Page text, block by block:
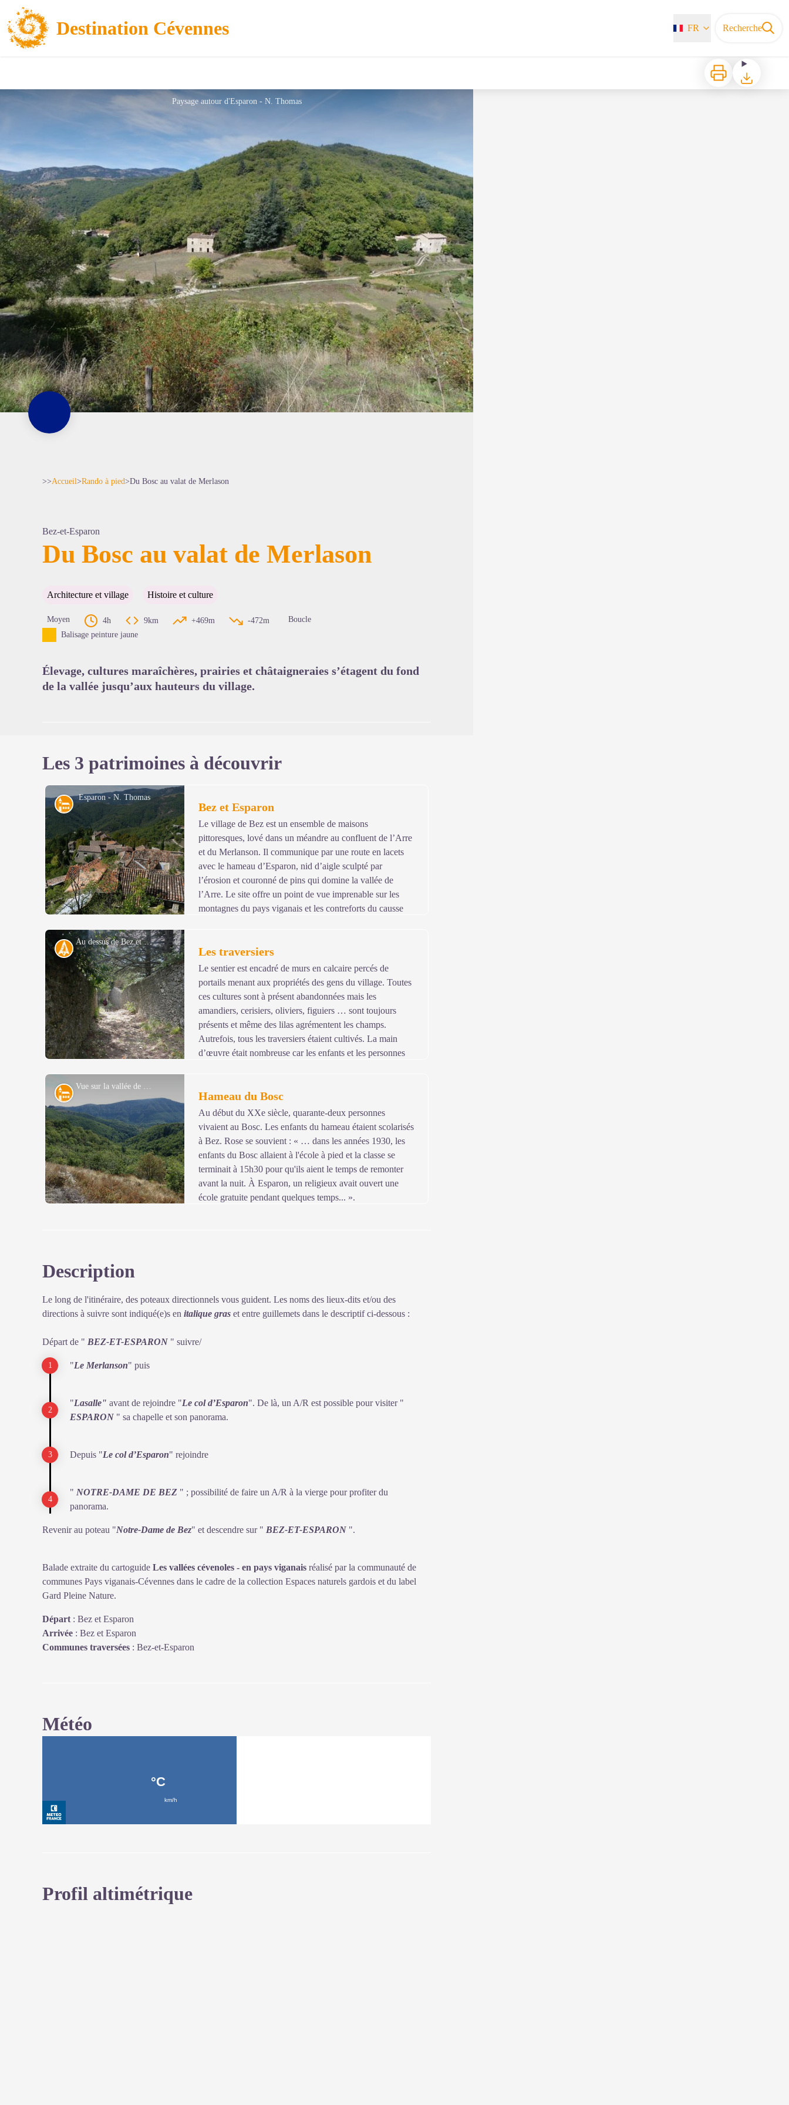
Destination Cévennes FR Recherche
Imprimer Télécharger
Paysage autour d'Esparon - N. Thomas
>>Accueil>Rando à pied>Du Bosc au valat de Merlason
Bez-et-Esparon
Du Bosc au valat de Merlason
Architecture et village Histoire et culture
Moyen 4h 9km +469m -472m
Boucle
Balisage peinture jaune
Élevage, cultures maraîchères, prairies et châtaigneraies s’étagent du fond
de la vallée jusqu’aux hauteurs du village.
Les 3 patrimoines à découvrir
Esparon - N. Thomas
Voir l'image en plein écran
Architecture Bez et Esparon
Le village de Bez est un ensemble de maisons
pittoresques, lové dans un méandre au confluent de l’Arre
et du Merlanson. Il communique par une route en lacets
avec le hameau d’Esparon, nid d’aigle sculpté par
l’érosion et couronné de pins qui domine la vallée de
l’Arre. Le site offre un point de vue imprenable sur les
montagnes du pays viganais et les contreforts du causse
personnages principaux de son roman « Les Hommes de la Route ». Le hameau d’Esparon est
inscrit à l’inventaire supplémentaire des Monuments historiques depuis 1976.
disponible à la maison du tourisme au Vigan)
Au dessus de Bez et Esparon - N. Thomas
Voir l'image en plein écran
Histoire Les traversiers
Le sentier est encadré de murs en calcaire percés de
portails menant aux propriétés des gens du village. Toutes
ces cultures sont à présent abandonnées mais les
amandiers, cerisiers, oliviers, figuiers … sont toujours
présents et même des lilas agrémentent les champs.
Autrefois, tous les traversiers étaient cultivés. La main
d’œuvre était nombreuse car les enfants et les personnes
Pas des choses trop pénibles mais ramasser de l'herbe pour les lapins, du petit bois pour allumer
le feu, porter de l'eau aux bêtes... Maintenant, les enfants apprennent le judo ou la musique mais
nous, non ».Les cabanons en pierre sèche, les « capitelles » servaient d'abris pour ranger les
outils et s'abriter en cas de mauvais temps.
Vue sur la vallée de Bez et Esparon - N Thomas
Voir l'image en plein écran
Architecture Hameau du Bosc
Au début du XXe siècle, quarante-deux personnes
vivaient au Bosc. Les enfants du hameau étaient scolarisés
à Bez. Rose se souvient : « … dans les années 1930, les
enfants du Bosc allaient à l'école à pied et la classe se
terminait à 15h30 pour qu'ils aient le temps de remonter
avant la nuit. À Esparon, un religieux avait ouvert une
école gratuite pendant quelques temps... ».
Description
Le long de l'itinéraire, des poteaux directionnels vous guident. Les noms des lieux-dits et/ou des
directions à suivre sont indiqué(e)s en italique gras et entre guillemets dans le descriptif ci-dessous :
Départ de " BEZ-ET-ESPARON " suivre/
"Le Merlanson" puis
"Lasalle" avant de rejoindre "Le col d’Esparon". De là, un A/R est possible pour visiter "
ESPARON " sa chapelle et son panorama.
Depuis "Le col d’Esparon" rejoindre
" NOTRE-DAME DE BEZ " ; possibilité de faire un A/R à la vierge pour profiter du
panorama.
Revenir au poteau "Notre-Dame de Bez" et descendre sur " BEZ-ET-ESPARON ".
Balade extraite du cartoguide Les vallées cévenoles - en pays viganais réalisé par la communauté de
communes Pays viganais-Cévennes dans le cadre de la collection Espaces naturels gardois et du label
Gard Pleine Nature.
Départ : Bez et Esparon
Arrivée : Bez et Esparon
Communes traversées : Bez-et-Esparon
Météo
Profil altimétrique